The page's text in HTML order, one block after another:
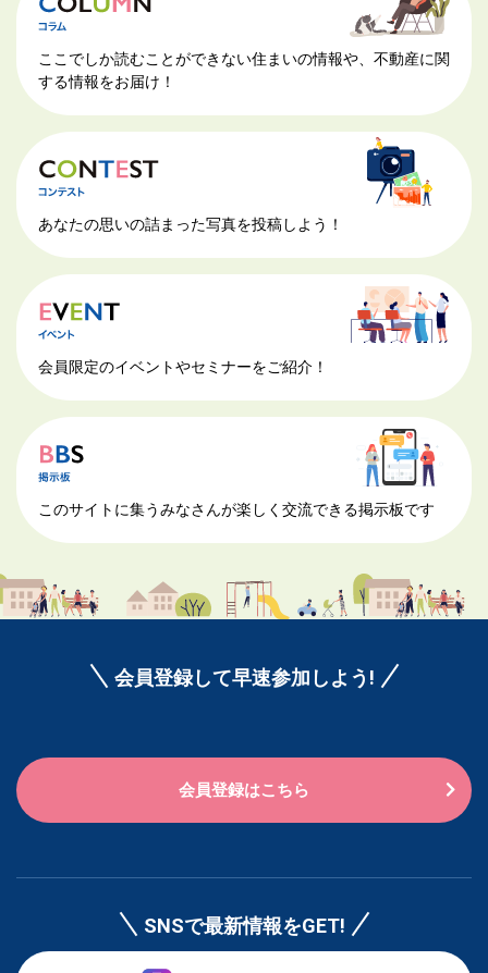
ここでしか読むことができない住まいの情報や、不動産に関
する情報をお届け！
あなたの思いの詰まった写真を投稿しよう！
会員限定のイベントやセミナーをご紹介！
このサイトに集うみなさんが楽しく交流できる掲示板です
会員登録して早速参加しよう!
会員登録はこちら
SNSで最新情報をGET!